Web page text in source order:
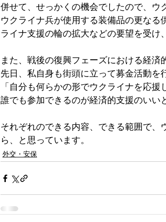
併せて、せっかくの機会でしたので、ウ
ウクライナ兵が使用する装備品の更なる
ライナ支援の輪の拡大などの要望を受け
また、戦後の復興フェーズにおける経済
先日、私自身も街頭に立って募金活動を
「自分も何らかの形でウクライナを応
誰でも参加できるのが経済的支援のいい
それぞれのできる内容、できる範囲で、
ら、と思っています。
外交・安保